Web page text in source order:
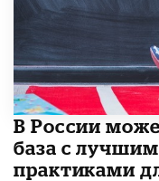
В России
база с
практиками